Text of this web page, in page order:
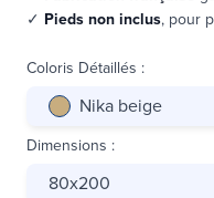
✓ Pieds non inclus, pour
Coloris Détaillés :
Nika beige
Dimensions :
80x200